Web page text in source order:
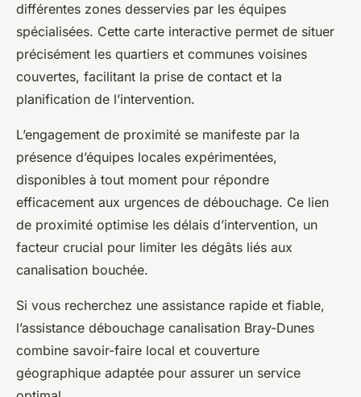
différentes zones desservies par les équipes
spécialisées. Cette carte interactive permet de situer
précisément les quartiers et communes voisines
couvertes, facilitant la prise de contact et la
planification de l’intervention.
L’engagement de proximité se manifeste par la
présence d’équipes locales expérimentées,
disponibles à tout moment pour répondre
efficacement aux urgences de débouchage. Ce lien
de proximité optimise les délais d’intervention, un
facteur crucial pour limiter les dégâts liés aux
canalisation bouchée.
Si vous recherchez une assistance rapide et fiable,
l’assistance débouchage canalisation Bray-Dunes
combine savoir-faire local et couverture
géographique adaptée pour assurer un service